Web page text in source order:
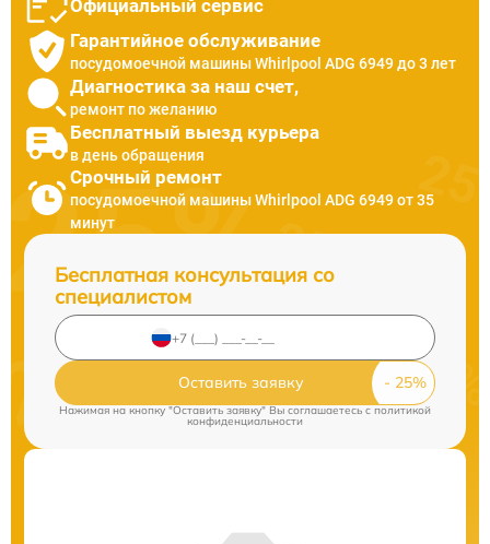
Официальный сервис
Гарантийное обслуживание
посудомоечной машины Whirlpool ADG 6949 до 3 лет
Диагностика за наш счет,
ремонт по желанию
Бесплатный выезд курьера
в день обращения
Срочный ремонт
посудомоечной машины Whirlpool ADG 6949 от 35
минут
Бесплатная консультация со
специалистом
Оставить заявку
Нажимая на кнопку "Оставить заявку" Вы соглашаетесь c политикой
конфиденциальности